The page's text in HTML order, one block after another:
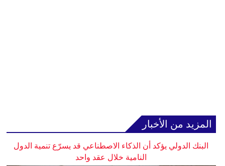
المزيد من الأخبار
البنك الدولي يؤكد أن الذكاء الاصطناعي قد يسرّع تنمية الدول
النامية خلال عقد واحد